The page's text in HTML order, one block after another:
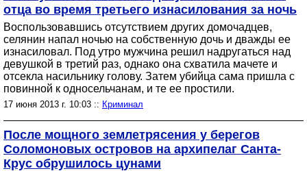
отца во время третьего изнасилования за ночь
Воспользовавшись отсутствием других домочадцев,
селянин напал ночью на собственную дочь и дважды ее
изнасиловал. Под утро мужчина решил надругаться над
девушкой в третий раз, однако она схватила мачете и
отсекла насильнику голову. Затем убийца сама пришла с
повинной к односельчанам, и те ее простили.
17 июня 2013 г. 10:03 :: Криминал
После мощного землетрясения у берегов
Соломоновых островов на архипелаг Санта-
Крус обрушилось цунами